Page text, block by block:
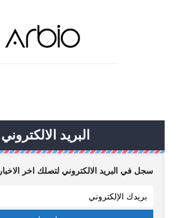
البريد الالكتروني
سجل في البريد الالكتروني لتصلك اخر الاخبار